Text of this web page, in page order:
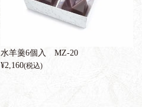
水羊羹6個入 MZ-20
¥2,160(税込)